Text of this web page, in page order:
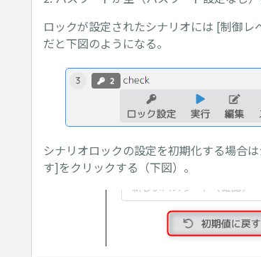
ロックが設定されたシナリオには [制御
だと下図のようになる。
シナリオロックの設定を初期化する場合
す]をクリックする（下図）。